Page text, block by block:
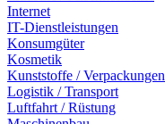
Internet
IT-Dienstleistungen
Konsumgüter
Kosmetik
Kunststoffe / Verpackungen
Logistik / Transport
Luftfahrt / Rüstung